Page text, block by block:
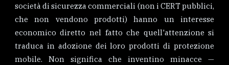
società di sicurezza commerciali (non i CERT pubblici,
che non vendono prodotti) hanno un interesse
economico diretto nel fatto che quell'attenzione si
traduca in adozione dei loro prodotti di protezione
mobile. Non significa che inventino minacce —